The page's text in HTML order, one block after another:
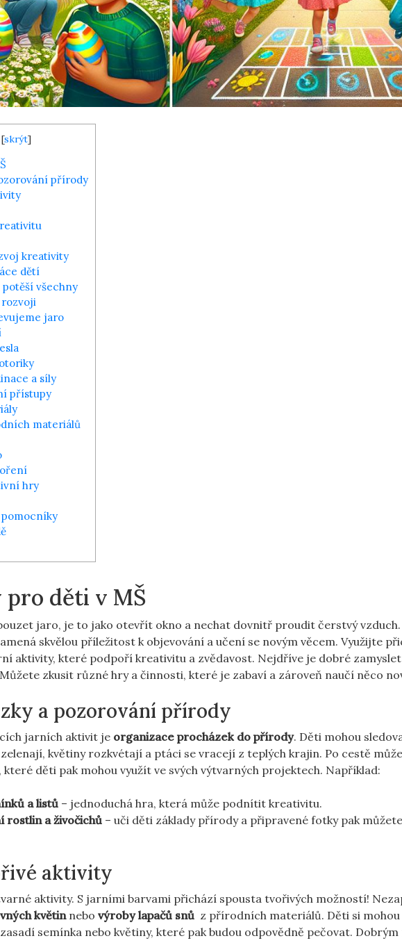
[skrýt]
přírody
kreativity
dětí
všechny
rozvoji
jaro
a síly
přístupy
‌materiálů
hry
děti v MŠ
jaro, je to jako otevřít okno a nechat dovnitř proudit čerstvý
skvělou příležitost k ⁣objevování a učení se novým věcem. Využijte
aktivity, které podpoří‌ kreativitu a zvědavost. Nejdříve je dobré
zkusit různé hry a činnosti, které je zabaví a zároveň naučí něco
a pozorování přírody
jarních aktivit je organizace procházek do přírody. Děti mohou⁤
květiny rozkvétají a ptáci ⁢se vracejí z teplých⁤ krajin. Po cestě
děti pak mohou využít ve svých⁣ výtvarných projektech. Například:
a listů – jednoduchá hra, která může podnítit kreativitu.
rostlin a živočichů ⁤– uči⁣ děti základy přírody ‍a připravené‍ fotky pak
aktivity
aktivity. S jarními barvami⁤ přichází‍ spousta⁣ tvořivých možností!
‌květinnebovýroby lapačů snů
z přírodních materiálů. Děti ‍si
semínka nebo květiny, ⁢které pak budou odpovědně pečovat. Dobrým